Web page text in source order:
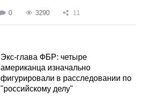
0 3290 11
Экс-глава ФБР: четыре
американца изначально
фигурировали в расследовании по
"российскому делу"